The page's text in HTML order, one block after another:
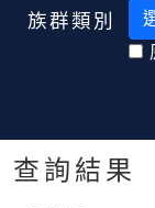
族群類別
查詢結果